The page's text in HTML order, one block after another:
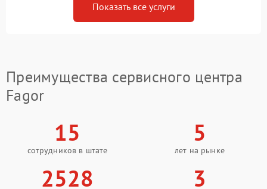
Показать все услуги
Преимущества сервисного центра
Fagor
15
сотрудников в штате
5
лет на рынке
2528 3